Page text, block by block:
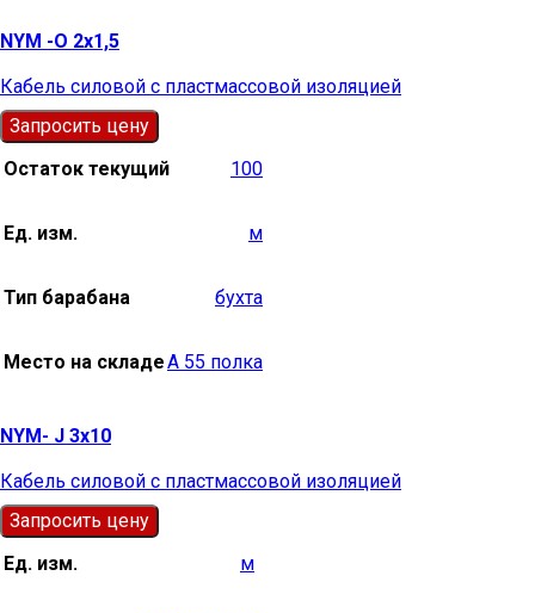
NYM -О 2х1,5
Кабель силовой с пластмассовой изоляцией
Запросить цену
Остаток текущий
100
Ед. изм. м
Тип барабана бухта
Место на складеА 55 полка
NYM- J 3х10
Кабель силовой с пластмассовой изоляцией
Запросить цену
Ед. изм.
м